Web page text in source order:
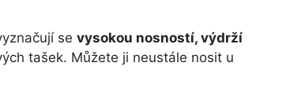
se vysokou nosností, výdrží
tašek. Můžete ji neustále nosit u